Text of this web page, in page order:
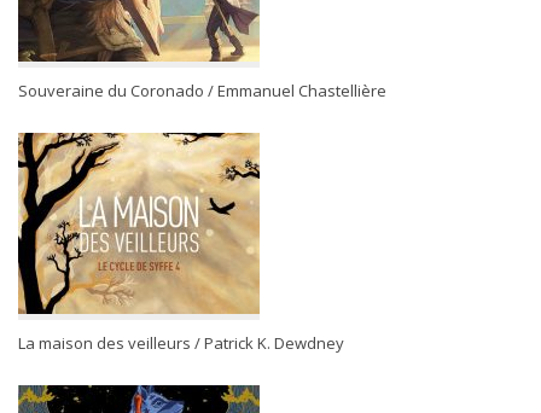
Souveraine du Coronado / Emmanuel Chastellière
La maison des veilleurs / Patrick K. Dewdney